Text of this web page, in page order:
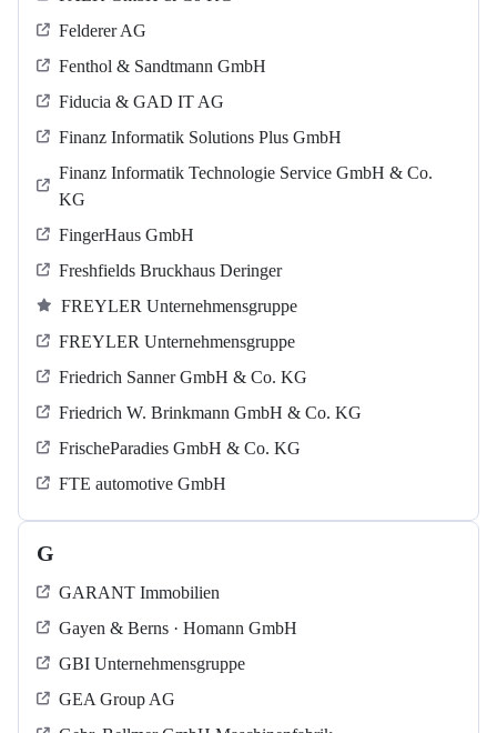
Felderer AG
Fenthol & Sandtmann GmbH
Fiducia & GAD IT AG
Finanz Informatik Solutions Plus GmbH
Finanz Informatik Technologie Service GmbH & Co.
KG
FingerHaus GmbH
Freshfields Bruckhaus Deringer
FREYLER Unternehmensgruppe
FREYLER Unternehmensgruppe
Friedrich Sanner GmbH & Co. KG
Friedrich W. Brinkmann GmbH & Co. KG
FrischeParadies GmbH & Co. KG
FTE automotive GmbH
G
GARANT Immobilien
Gayen & Berns · Homann GmbH
GBI Unternehmensgruppe
GEA Group AG